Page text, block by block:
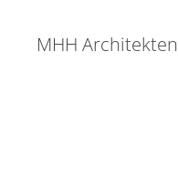
MHH Architekten